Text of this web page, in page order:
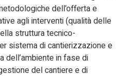
dell’offerta e
agli interventi (qualità delle
struttura tecnico-
sistema di cantierizzazione e
dell’ambiente in fase di
del cantiere e di